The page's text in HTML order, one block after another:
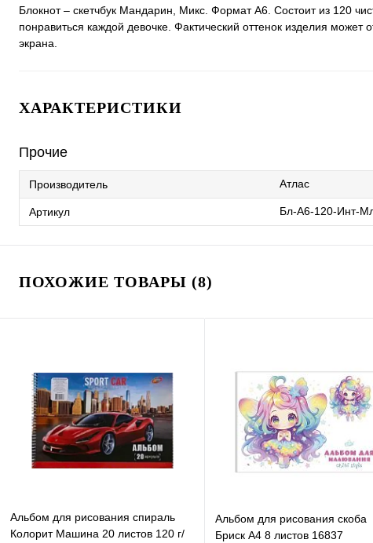
Блокнот – скетчбук Мандарин, Микс. Формат А6. Состоит из 120
понравиться каждой девочке. Фактический оттенок изделия
экрана.
ХАРАКТЕРИСТИКИ
Прочие
Производитель Атлас
Артикул Бл-А6-120-Инт-
ПОХОЖИЕ ТОВАРЫ (8)
Альбом для рисования спираль
Колорит Машина 20 листов 120 г/
Альбом для рисования скоба
Бриск А4 8 листов 16837